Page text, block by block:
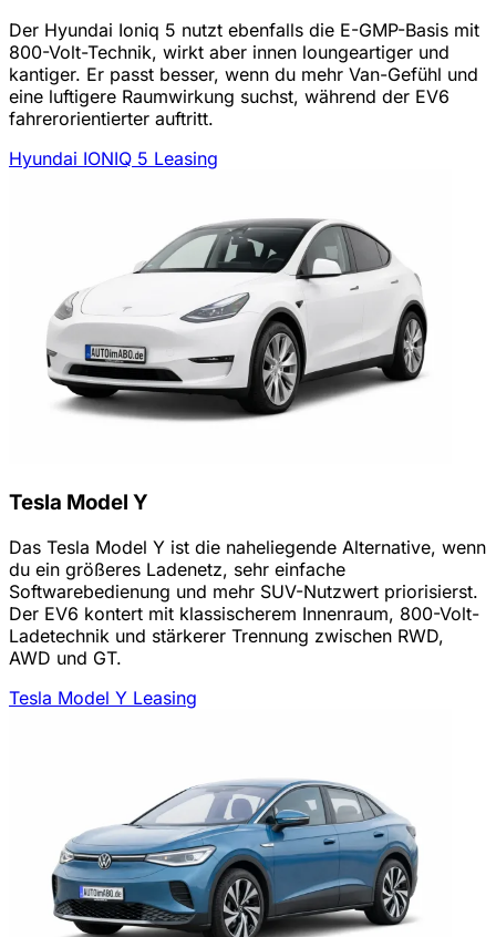
Der Hyundai Ioniq 5 nutzt ebenfalls die E-GMP-Basis mit
800-Volt-Technik, wirkt aber innen loungeartiger und
kantiger. Er passt besser, wenn du mehr Van-Gefühl und
eine luftigere Raumwirkung suchst, während der EV6
fahrerorientierter auftritt.
Hyundai IONIQ 5 Leasing
Tesla Model Y
Das Tesla Model Y ist die naheliegende Alternative, wenn
du ein größeres Ladenetz, sehr einfache
Softwarebedienung und mehr SUV-Nutzwert priorisierst.
Der EV6 kontert mit klassischerem Innenraum, 800-Volt-
Ladetechnik und stärkerer Trennung zwischen RWD,
AWD und GT.
Tesla Model Y Leasing